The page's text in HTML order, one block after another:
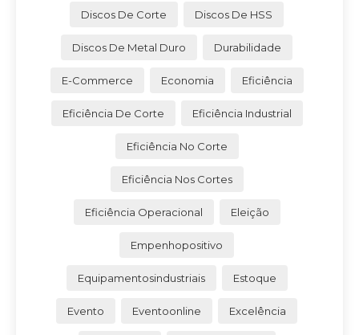
Discos De Corte Discos De HSS
Discos De Metal Duro Durabilidade
E-Commerce Economia Eficiência
Eficiência De Corte Eficiência Industrial
Eficiência No Corte
Eficiência Nos Cortes
Eficiência Operacional Eleição
Empenhopositivo
Equipamentosindustriais Estoque
Evento Eventoonline Excelência